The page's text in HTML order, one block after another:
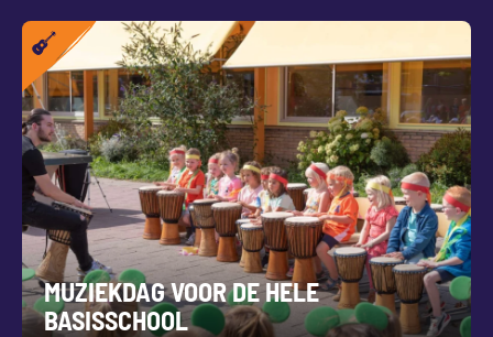
MUZIEKDAG VOOR DE HELE
BASISSCHOOL